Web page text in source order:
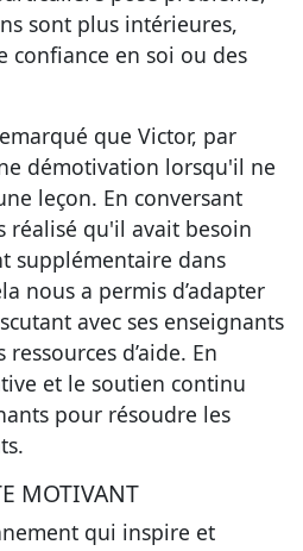
sont plus intérieures,
confiance en soi ou des
que Victor, par
démotivation lorsqu'il ne
leçon. En conversant
réalisé qu'il avait besoin
supplémentaire dans
nous a permis d’adapter
avec ses enseignants
d’aide. En
et le soutien continu
pour résoudre les
MOTIVANT
qui inspire et